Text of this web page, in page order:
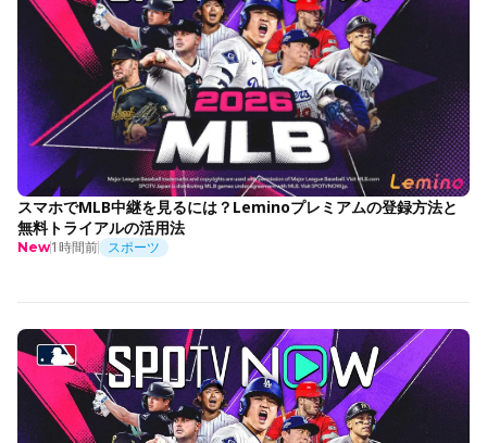
スマホでMLB中継を見るには？Leminoプレミアムの登録方法と
無料トライアルの活用法
New1時間前 スポーツ